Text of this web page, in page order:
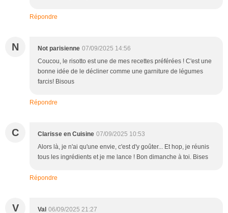
Répondre
N Not parisienne 07/09/2025 14:56
Coucou, le risotto est une de mes recettes préférées ! C'est une
bonne idée de le décliner comme une garniture de légumes
farcis! Bisous
Répondre
C Clarisse en Cuisine 07/09/2025 10:53
Alors là, je n'ai qu'une envie, c'est d'y goûter... Et hop, je réunis
tous les ingrédients et je me lance ! Bon dimanche à toi. Bises
Répondre
V Val 06/09/2025 21:27